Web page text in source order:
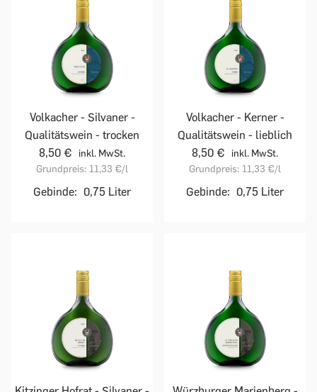
Volkacher - Silvaner -
Qualitätswein - trocken
8,50 €
inkl. MwSt.
Grundpreis: 11,33 €/l
Gebinde: 0,75 Liter
Volkacher - Kerner -
Qualitätswein - lieblich
8,50 €
inkl. MwSt.
Grundpreis: 11,33 €/l
Gebinde: 0,75 Liter